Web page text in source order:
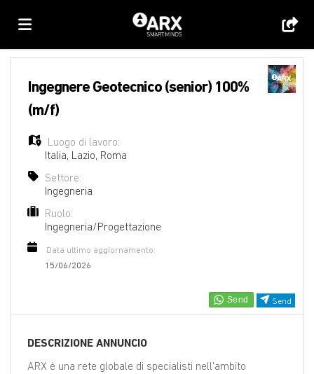
lavoro
il
CV
Login
Lingua
EN
FR
Send
Ingegnere Geotecnico (senior) 100%
(m/f)
Luogo di lavoro:
Italia Lazio Roma
Settore:
Ingegneria
Ruolo:
Ingegneria/Progettazione
Data ultimo aggiornamento:
15/06/2026
DESCRIZIONE ANNUNCIO
ARX è una rete globale di specialisti nell'ambito